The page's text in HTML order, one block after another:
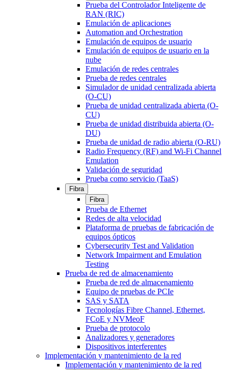
Prueba del Controlador Inteligente de
RAN (RIC)
Emulación de aplicaciones
Automation and Orchestration
Emulación de equipos de usuario
Emulación de equipos de usuario en la
nube
Emulación de redes centrales
Prueba de redes centrales
Simulador de unidad centralizada abierta
(O-CU)
Prueba de unidad centralizada abierta (O-
CU)
Prueba de unidad distribuida abierta (O-
DU)
Prueba de unidad de radio abierta (O-RU)
Radio Frequency (RF) and Wi-Fi Channel
Emulation
Validación de seguridad
Prueba como servicio (TaaS)
Fibra
Fibra
Prueba de Ethernet
Redes de alta velocidad
Plataforma de pruebas de fabricación de
equipos ópticos
Cybersecurity Test and Validation
Network Impairment and Emulation
Testing
Prueba de red de almacenamiento
Prueba de red de almacenamiento
Equipo de pruebas de PCIe
SAS y SATA
Tecnologías Fibre Channel, Ethernet,
FCoE y NVMeoF
Prueba de protocolo
Analizadores y generadores
Dispositivos interferentes
Implementación y mantenimiento de la red
Implementación y mantenimiento de la red